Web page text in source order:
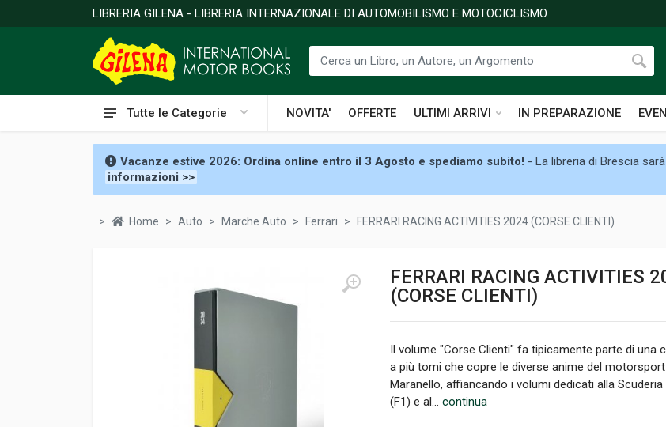
LIBRERIA GILENA - LIBRERIA INTERNAZIONALE DI AUTOMOBILISMO E MOTOCICLISMO
Tutte le Categorie NOVITA' OFFERTE ULTIMI ARRIVI IN PREPARAZIONE
Vacanze estive 2026: Ordina online entro il 3 Agosto e spediamo subito! - La libreria di Brescia
informazioni >>
Home Auto Marche Auto Ferrari FERRARI RACING ACTIVITIES 2024 (CORSE CLIENTI)
FERRARI RACING ACTIVITIES
(CORSE CLIENTI)
Il volume "Corse Clienti" fa tipicamente parte di una
a più tomi che copre le diverse anime del
Maranello, affiancando i volumi dedicati alla Scuderia
(F1) e al... continua